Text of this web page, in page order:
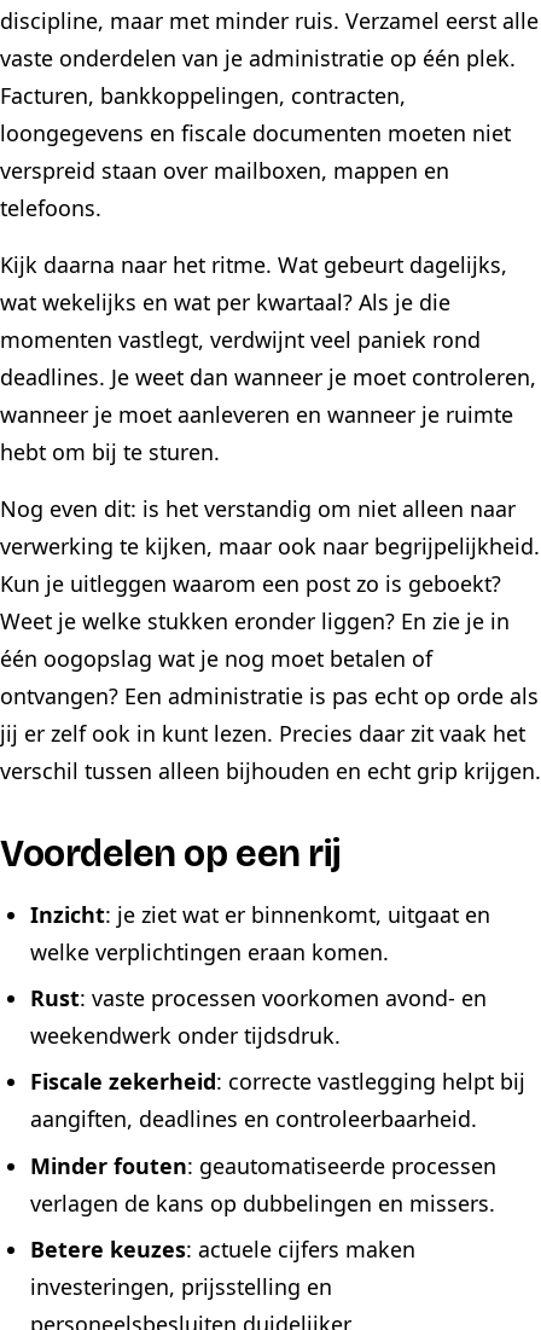
discipline, maar met minder ruis. Verzamel eerst alle
vaste onderdelen van je administratie op één plek.
Facturen, bankkoppelingen, contracten,
loongegevens en fiscale documenten moeten niet
verspreid staan over mailboxen, mappen en
telefoons.
Kijk daarna naar het ritme. Wat gebeurt dagelijks,
wat wekelijks en wat per kwartaal? Als je die
momenten vastlegt, verdwijnt veel paniek rond
deadlines. Je weet dan wanneer je moet controleren,
wanneer je moet aanleveren en wanneer je ruimte
hebt om bij te sturen.
Nog even dit: is het verstandig om niet alleen naar
verwerking te kijken, maar ook naar begrijpelijkheid.
Kun je uitleggen waarom een post zo is geboekt?
Weet je welke stukken eronder liggen? En zie je in
één oogopslag wat je nog moet betalen of
ontvangen? Een administratie is pas echt op orde als
jij er zelf ook in kunt lezen. Precies daar zit vaak het
verschil tussen alleen bijhouden en echt grip krijgen.
Voordelen op een rij
Inzicht: je ziet wat er binnenkomt, uitgaat en
welke verplichtingen eraan komen.
Rust: vaste processen voorkomen avond- en
weekendwerk onder tijdsdruk.
Fiscale zekerheid: correcte vastlegging helpt bij
aangiften, deadlines en controleerbaarheid.
Minder fouten: geautomatiseerde processen
verlagen de kans op dubbelingen en missers.
Betere keuzes: actuele cijfers maken
investeringen, prijsstelling en
personeelsbesluiten duidelijker.